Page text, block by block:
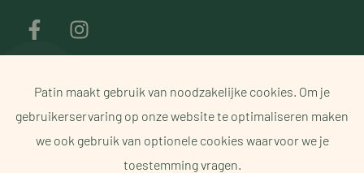
Toezichthoudende autoriteit: Beroepsinstituut van
Onderworpen aan de
deontologische code van het BIV
Lid CIB
Patin maakt gebruik van noodzakelijke cookies. Om je
gebruikerservaring op onze website te optimaliseren maken
we ook gebruik van optionele cookies waarvoor we je
toestemming vragen.